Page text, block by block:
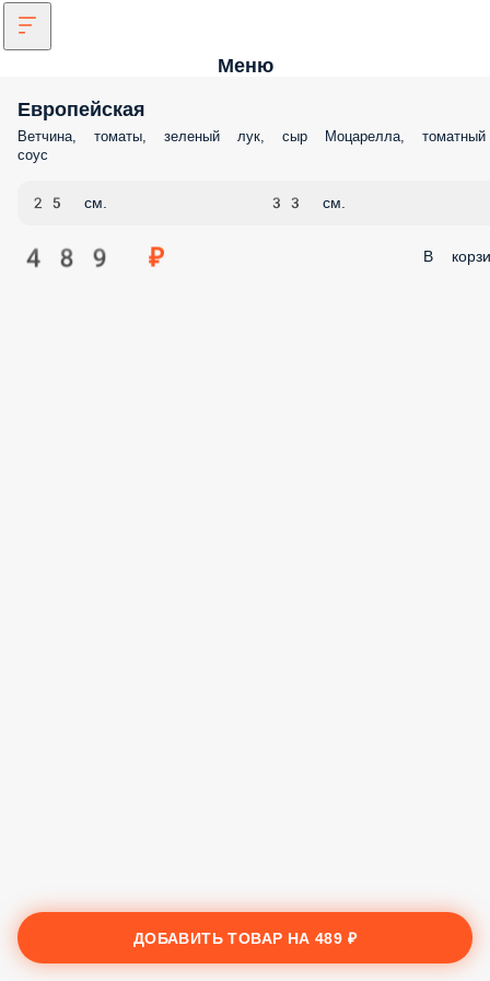
Меню
Европейская
Ветчина, томаты, зеленый лук, сыр Моцарелла, томатный
соус
25 см. 33 см.
489 ₽ В
ДОБАВИТЬ ТОВАР НА489 ₽